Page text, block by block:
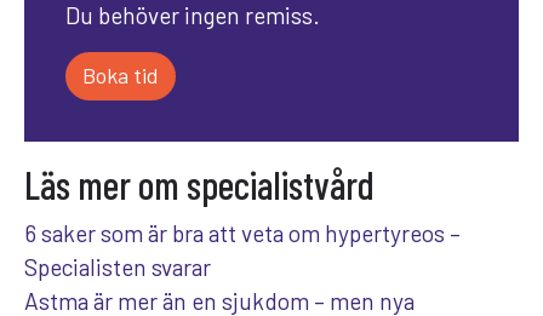
Du behöver ingen remiss.
Boka tid
Läs mer om specialistvård
6 saker som är bra att veta om hypertyreos –
Specialisten svarar
Astma är mer än en sjukdom – men nya